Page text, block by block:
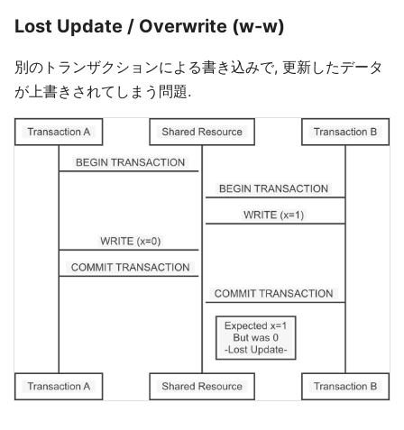
Lost Update / Overwrite (w-w)
別のトランザクションによる書き込みで, 更新したデータ
が上書きされてしまう問題.